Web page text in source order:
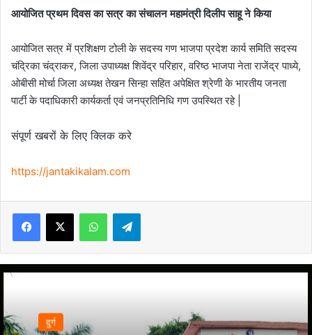
आयोजित प्रथम दिवस का सत्र का संचालन महामंत्री दिलीप साहू ने किया
आयोजित सत्र में प्रशिक्षण टोली के सदस्य गण भाजपा प्रदेश कार्य समिति सदस्य
चंद्रिका चंद्राकर, जिला उपाध्यक्ष शिवेंद्र परिहार, वरिष्ठ भाजपा नेता राजेंद्र पाध्ये,
ओबीसी मोर्चा जिला अध्यक्ष तेखन सिन्हा सहित अपेक्षित श्रेणी के भारतीय जनता
पार्टी के पदाधिकारी कार्यकर्ता एवं जनप्रतिनिधि गण उपस्थित रहे |
संपूर्ण खबरों के लिए क्लिक करे
https://jantakikalam.com
Facebook
X WhatsAppTelegram
दुर्ग